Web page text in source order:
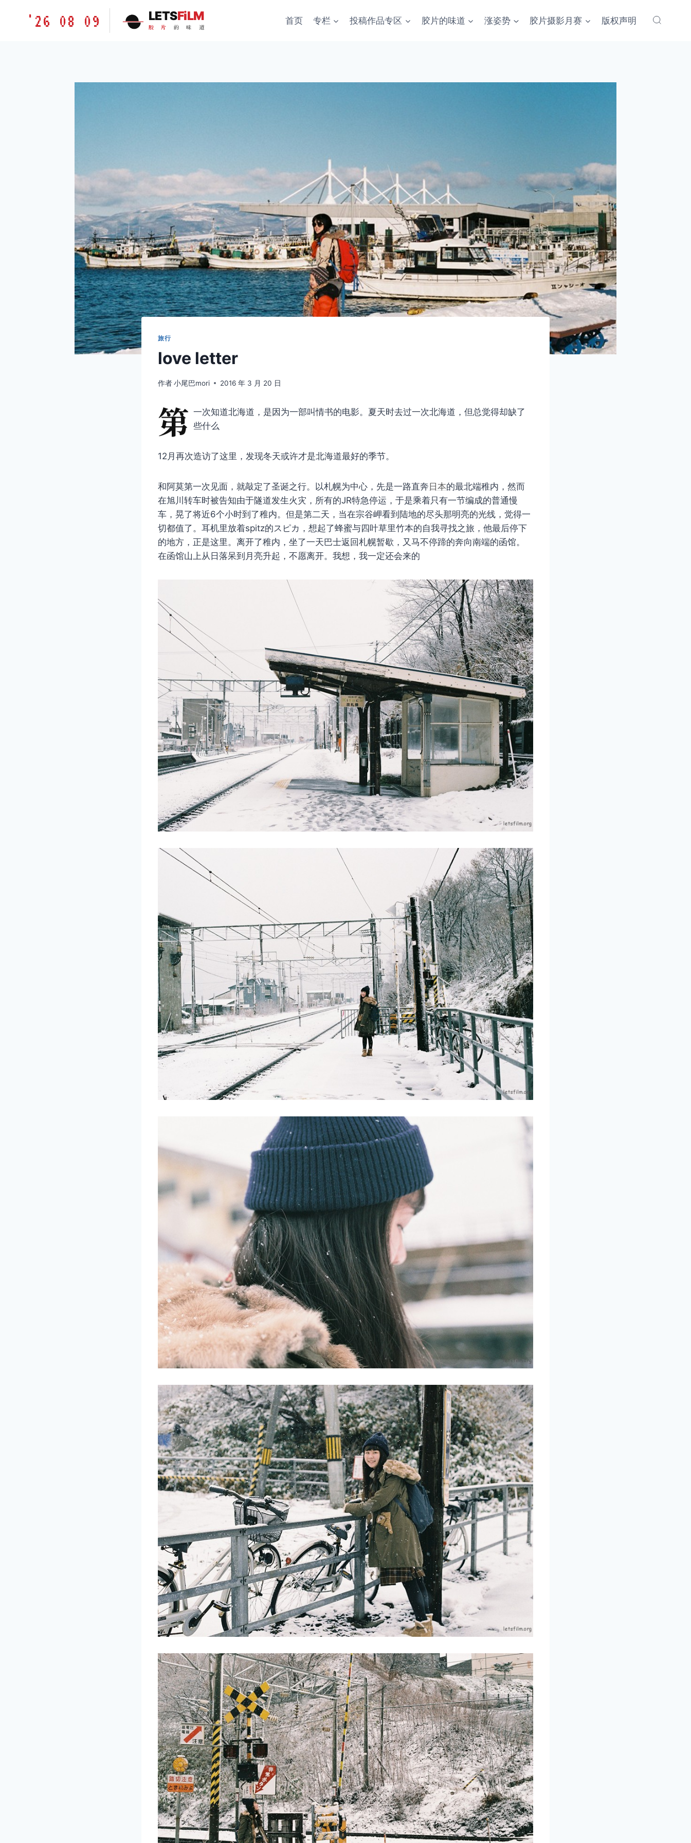
胶'26 08 09 LETSFiLM
胶 片 的 味 道
首页 专栏 投稿作品专区 胶片的味道 涨姿势 胶片摄影月赛 版权声明
旅行
love letter
作者小尾巴mori 2016 年 3 月 20 日
第 一次知道北海道，是因为一部叫情书的电影。夏天时去过一次北海道，但总觉得却缺了
些什么
12月再次造访了这里，发现冬天或许才是北海道最好的季节。
和阿莫第一次见面，就敲定了圣诞之行。以札幌为中心，先是一路直奔日本的最北端稚内，然而
在旭川转车时被告知由于隧道发生火灾，所有的JR特急停运，于是乘着只有一节编成的普通慢
车，晃了将近6个小时到了稚内。但是第二天，当在宗谷岬看到陆地的尽头那明亮的光线，觉得一
切都值了。耳机里放着spitz的スピカ，想起了蜂蜜与四叶草里竹本的自我寻找之旅，他最后停下
的地方，正是这里。离开了稚内，坐了一天巴士返回札幌暂歇，又马不停蹄的奔向南端的函馆。
在函馆山上从日落呆到月亮升起，不愿离开。我想，我一定还会来的